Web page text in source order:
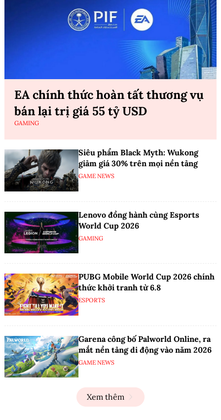
EA chính thức hoàn tất thương vụ
bán lại trị giá 55 tỷ USD
GAMING
Siêu phẩm Black Myth: Wukong
giảm giá 30% trên mọi nền tảng
GAME NEWS
Lenovo đồng hành cùng Esports
World Cup 2026
GAMING
PUBG Mobile World Cup 2026 chính
thức khởi tranh từ 6.8
ESPORTS
Garena công bố Palworld Online, ra
mắt nền tảng di động vào năm 2026
GAME NEWS
Xem thêm